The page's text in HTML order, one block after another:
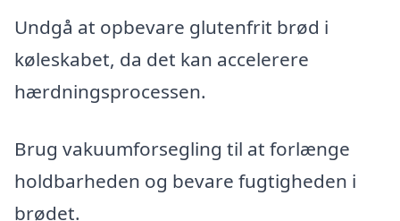
Undgå at opbevare glutenfrit brød i
køleskabet, da det kan accelerere
hærdningsprocessen.
Brug vakuumforsegling til at forlænge
holdbarheden og bevare fugtigheden i
brødet.